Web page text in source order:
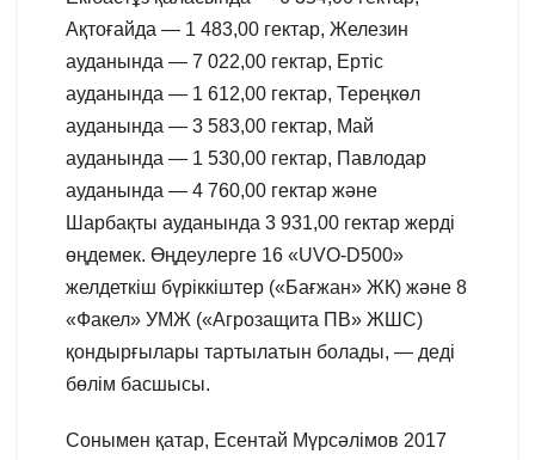
Ақтоғайда — 1 483,00 гектар, Железин
ауданында — 7 022,00 гектар, Ертіс
ауданында — 1 612,00 гектар, Тереңкөл
ауданында — 3 583,00 гектар, Май
ауданында — 1 530,00 гектар, Павлодар
ауданында — 4 760,00 гектар және
Шарбақты ауданында 3 931,00 гектар жерді
өңдемек. Өңдеулерге 16 «UVO-D500»
желдеткіш бүріккіштер («Бағжан» ЖК) және 8
«Факел» УМЖ («Агрозащита ПВ» ЖШС)
қондырғылары тартылатын болады, — деді
бөлім басшысы.
Сонымен қатар, Есентай Мүрсәлімов 2017